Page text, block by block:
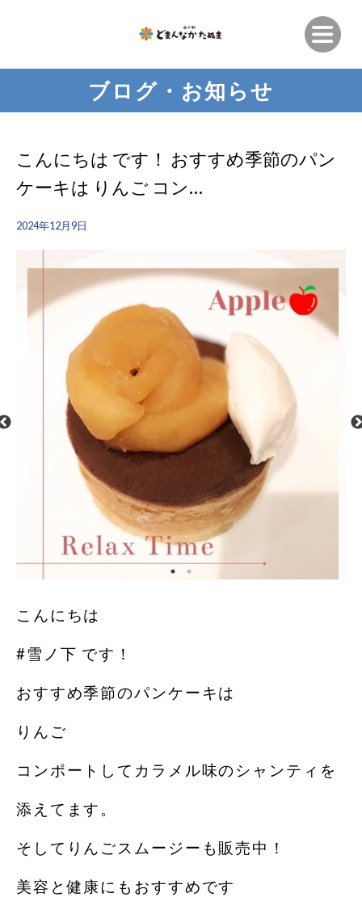
ブログ・お知らせ
こんにちは です！ おすすめ季節のパン
ケーキは りんご コン…
2024年12月9日
こんにちは
#雪ノ下 です！
おすすめ季節のパンケーキは
りんご
コンポートしてカラメル味のシャンティを
添えてます。
そしてりんごスムージーも販売中！
美容と健康にもおすすめです️